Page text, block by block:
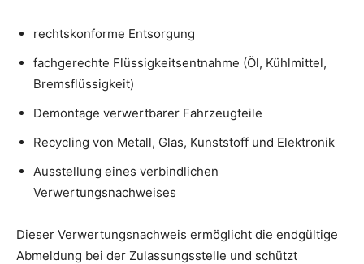
rechtskonforme Entsorgung
fachgerechte Flüssigkeitsentnahme (Öl, Kühlmittel,
Bremsflüssigkeit)
Demontage verwertbarer Fahrzeugteile
Recycling von Metall, Glas, Kunststoff und Elektronik
Ausstellung eines verbindlichen
Verwertungsnachweises
Dieser Verwertungsnachweis ermöglicht die endgültige
Abmeldung bei der Zulassungsstelle und schützt